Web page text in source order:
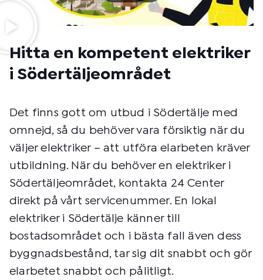
Hitta en kompetent elektriker
i Södertäljeområdet
Det finns gott om utbud i Södertälje med
omnejd, så du behöver vara försiktig när du
väljer elektriker – att utföra elarbeten kräver
utbildning. När du behöver en elektriker i
Södertäljeområdet, kontakta 24 Center
direkt på vårt servicenummer. En lokal
elektriker i Södertälje känner till
bostadsområdet och i bästa fall även dess
byggnadsbestånd, tar sig dit snabbt och gör
elarbetet snabbt och pålitligt.